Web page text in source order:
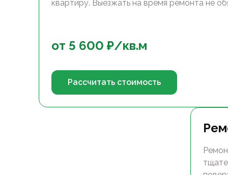
квартиру. Выезжать на время ремонта не
от 5 600 ₽/кв.м
Рассчитать стоимость